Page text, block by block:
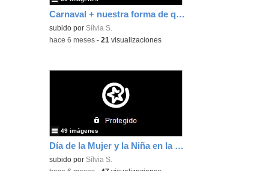
Carnaval + nuestra forma de querernos
subido por Sílvia S.
-hace 6 meses -21 visualizaciones
Día de la Mujer y la Niña en la Ciencia
subido por Sílvia S.
49 imágenes